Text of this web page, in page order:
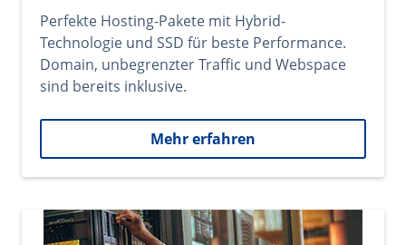
Perfekte Hosting-Pakete mit Hybrid-
Technologie und SSD für beste Performance.
Domain, unbegrenzter Traffic und Webspace
sind bereits inklusive.
Mehr erfahren